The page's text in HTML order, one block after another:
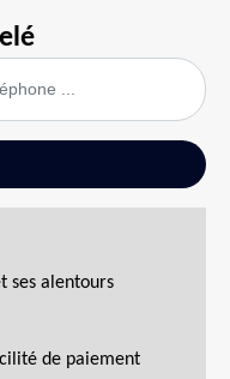
ses alentours
de paiement